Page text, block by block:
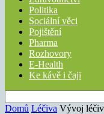
Politika
Sociální věci
Pojištění
Pharma
Rozhovory
E-Health
Ke kávě i čaji
Domů Léčiva Vývoj